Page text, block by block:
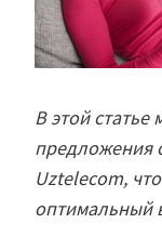
В этой
предложения
Uztelecom,
оптимальный